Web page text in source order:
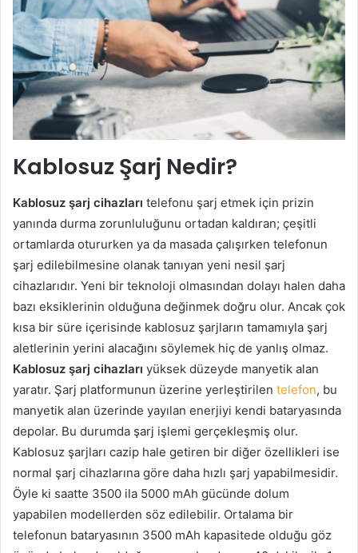
Kablosuz Şarj Nedir?
Kablosuz şarj cihazları telefonu şarj etmek için prizin
yanında durma zorunluluğunu ortadan kaldıran; çeşitli
ortamlarda otururken ya da masada çalışırken telefonun
şarj edilebilmesine olanak tanıyan yeni nesil şarj
cihazlarıdır. Yeni bir teknoloji olmasından dolayı halen daha
bazı eksiklerinin olduğuna değinmek doğru olur. Ancak çok
kısa bir süre içerisinde kablosuz şarjların tamamıyla şarj
aletlerinin yerini alacağını söylemek hiç de yanlış olmaz.
Kablosuz şarj cihazları yüksek düzeyde manyetik alan
yaratır. Şarj platformunun üzerine yerleştirilen telefon, bu
manyetik alan üzerinde yayılan enerjiyi kendi bataryasında
depolar. Bu durumda şarj işlemi gerçekleşmiş olur.
Kablosuz şarjları cazip hale getiren bir diğer özellikleri ise
normal şarj cihazlarına göre daha hızlı şarj yapabilmesidir.
Öyle ki saatte 3500 ila 5000 mAh gücünde dolum
yapabilen modellerden söz edilebilir. Ortalama bir
telefonun bataryasının 3500 mAh kapasitede olduğu göz